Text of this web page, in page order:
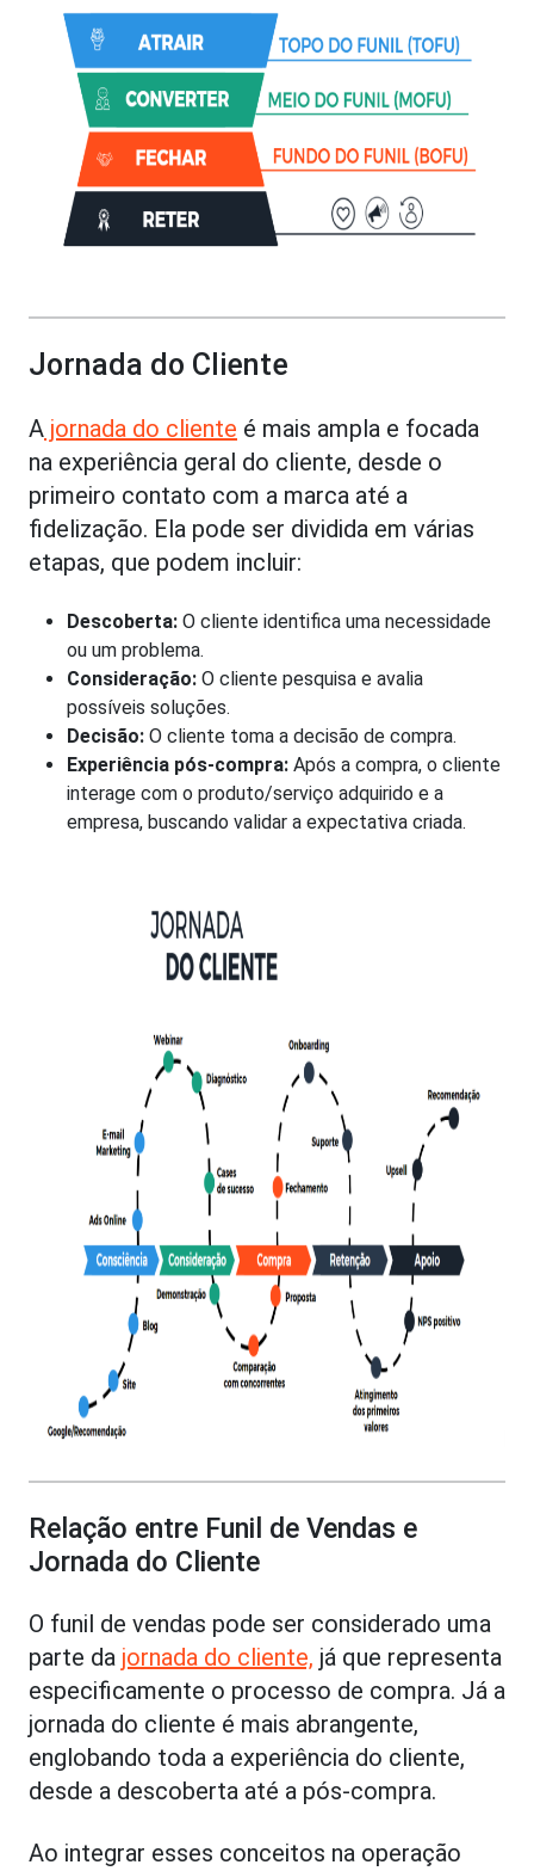
Jornada do Cliente
A jornada do cliente é mais ampla e focada
na experiência geral do cliente, desde o
primeiro contato com a marca até a
fidelização. Ela pode ser dividida em várias
etapas, que podem incluir:
Descoberta: O cliente identifica uma necessidade
ou um problema.
Consideração: O cliente pesquisa e avalia
possíveis soluções.
Decisão: O cliente toma a decisão de compra.
Experiência pós-compra: Após a compra, o cliente
interage com o produto/serviço adquirido e a
empresa, buscando validar a expectativa criada.
Relação entre Funil de Vendas e
Jornada do Cliente
O funil de vendas pode ser considerado uma
parte da jornada do cliente, já que representa
especificamente o processo de compra. Já a
jornada do cliente é mais abrangente,
englobando toda a experiência do cliente,
desde a descoberta até a pós-compra.
Ao integrar esses conceitos na operação